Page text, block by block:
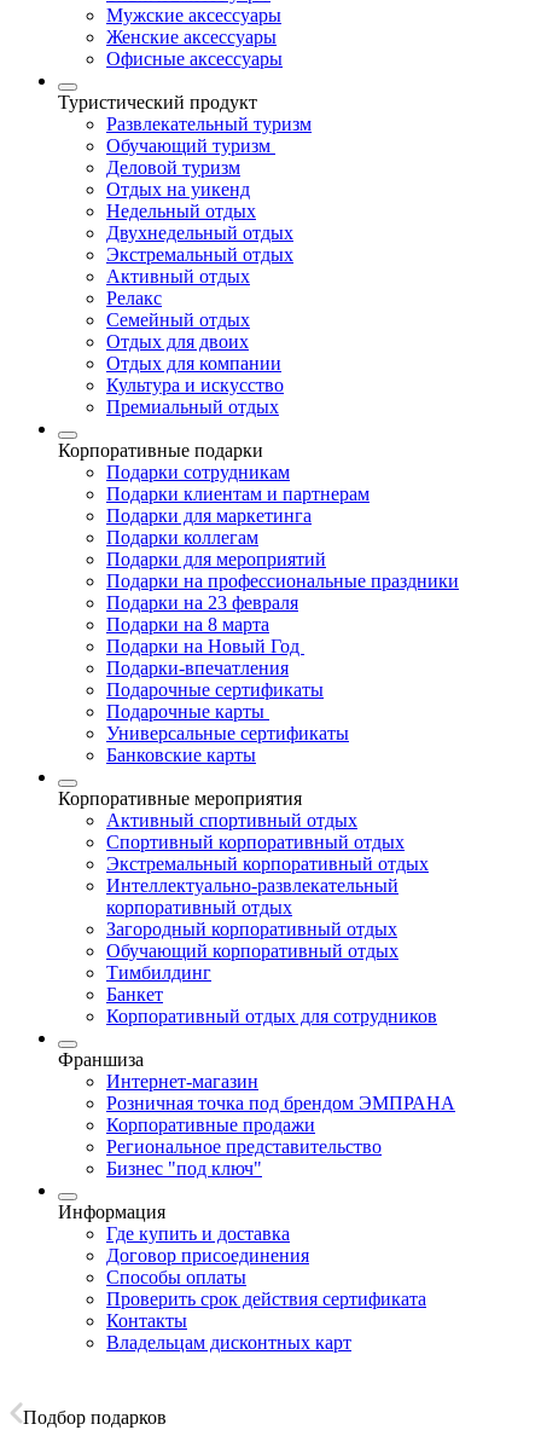
Мужские аксессуары
Женские аксессуары
Офисные аксессуары
Туристический продукт
Развлекательный туризм
Обучающий туризм
Деловой туризм
Отдых на уикенд
Недельный отдых
Двухнедельный отдых
Экстремальный отдых
Активный отдых
Релакс
Семейный отдых
Отдых для двоих
Отдых для компании
Культура и искусство
Премиальный отдых
Корпоративные подарки
Подарки сотрудникам
Подарки клиентам и партнерам
Подарки для маркетинга
Подарки коллегам
Подарки для мероприятий
Подарки на профессиональные праздники
Подарки на 23 февраля
Подарки на 8 марта
Подарки на Новый Год
Подарки-впечатления
Подарочные сертификаты
Подарочные карты
Универсальные сертификаты
Банковские карты
Корпоративные мероприятия
Активный спортивный отдых
Спортивный корпоративный отдых
Экстремальный корпоративный отдых
Интеллектуально-развлекательный
корпоративный отдых
Загородный корпоративный отдых
Обучающий корпоративный отдых
Тимбилдинг
Банкет
Корпоративный отдых для сотрудников
Франшиза
Интернет-магазин
Розничная точка под брендом ЭМПРАНА
Корпоративные продажи
Региональное представительство
Бизнес "под ключ"
Информация
Где купить и доставка
Договор присоединения
Способы оплаты
Проверить срок действия сертификата
Контакты
Владельцам дисконтных карт
Подбор подарков